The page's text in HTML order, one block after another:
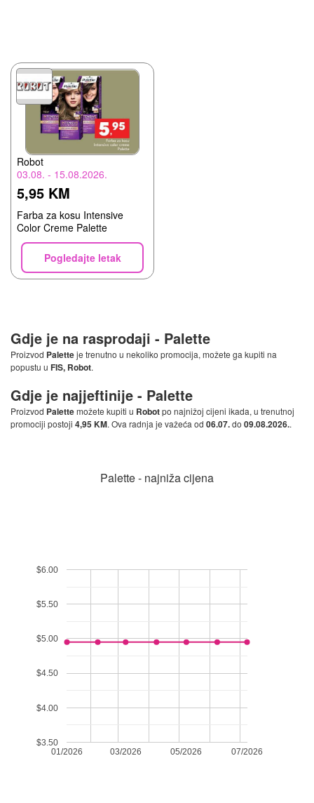
Robot
03.08. - 15.08.2026.
5,95 KM
Farba za kosu Intensive
Color Creme Palette
Pogledajte letak
Gdje je na rasprodaji - Palette
Proizvod Paletteje trenutno u nekoliko promocija, možete ga kupiti na
popustu u FIS, Robot.
Gdje je najjeftinije - Palette
Proizvod Palettemožete kupiti u Robotpo najnižoj cijeni ikada, u trenutnoj
promociji postoji 4,95 KM. Ova radnja je važeća od 06.07.do 09.08.2026..
Palette - najniža cijena
01/2026 03/2026 05/2026 07/2026
$3.50
$4.00
$4.50
$5.00
$5.50
$6.00